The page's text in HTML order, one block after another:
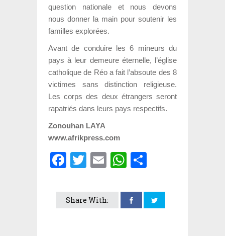
question nationale et nous devons
nous donner la main pour soutenir les
familles explorées.
Avant de conduire les 6 mineurs du
pays à leur demeure éternelle, l’église
catholique de Réo a fait l’absoute des 8
victimes sans distinction religieuse.
Les corps des deux étrangers seront
rapatriés dans leurs pays respectifs.
Zonouhan LAYA
www.afrikpress.com
Facebook
Twitter
EmailWhatsApp
Share With: